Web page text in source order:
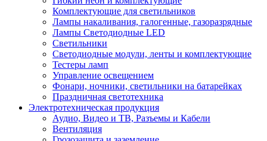
Комплектующие для светильников
Лампы накаливания, галогенные, газоразрядные
Лампы Светодиодные LED
Светильники
Светодиодные модули, ленты и комплектующие
Тестеры ламп
Управление освещением
Фонари, ночники, светильники на батарейках
Праздничная светотехника
Электротехническая продукция
Аудио, Видео и ТВ, Разъемы и Кабели
Вентиляция